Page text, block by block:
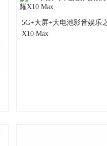
5G+大屏+大电池影音娱乐
X10 Max